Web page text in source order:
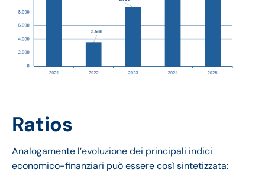
Ratios
Analogamente l’evoluzione dei principali indici
economico-finanziari può essere così sintetizzata: